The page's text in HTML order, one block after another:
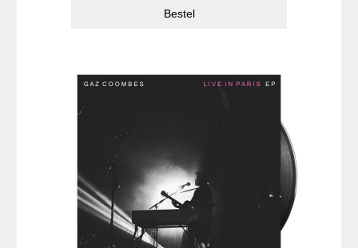
t
n
Bestel